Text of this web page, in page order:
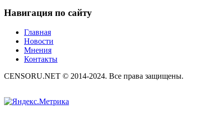
Навигация по сайту
Главная
Новости
Мнения
Контакты
CENSORU.NET © 2014-2024. Все права защищены.